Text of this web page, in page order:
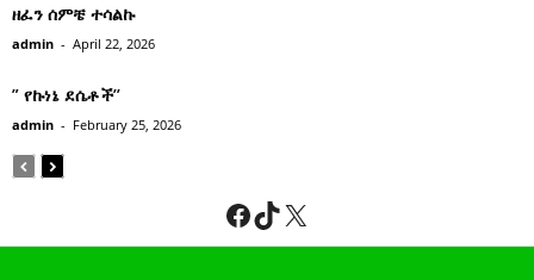
ዘፈን ሰምቼ ተሳልኩ
admin - April 22, 2026
” የኩነኔ ደሴቶች’’
admin - February 25, 2026
Facebook
TikTok
X